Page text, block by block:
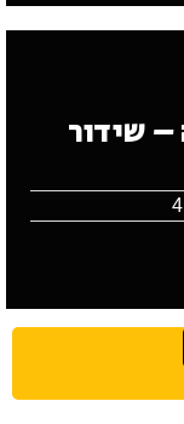
– שידור